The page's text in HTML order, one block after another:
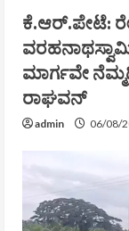
ಕೆ.ಆರ್.ಪೇಟೆ:
ಮಾರ್ಗವೇ
ರಾಘವನ್
admin 06/08/